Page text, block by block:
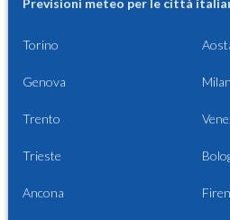
Torino
Genova
Trento
Trieste
Ancona